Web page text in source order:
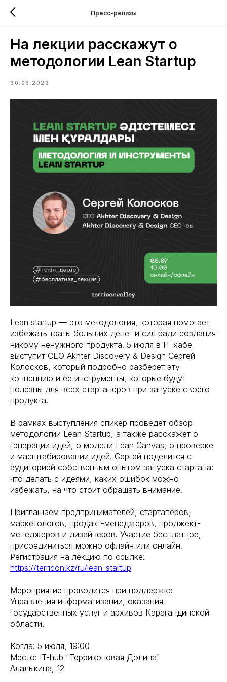
Пресс-релизы
На лекции расскажут о
методологии Lean Startup
30.06.2023
Lean startup — это методология, которая помогает
избежать траты больших денег и сил ради создания
никому ненужного продукта. 5 июля в IT-хабе
выступит СЕО Akhter Discovery & Design Сергей
Колосков, который подробно разберет эту
концепцию и ее инструменты, которые будут
полезны для всех стартаперов при запуске своего
продукта.
В рамках выступления спикер проведет обзор
методологии Lean Startup, а также расскажет о
генерации идей, о модели Lean Canvas, о проверке
и масштабировании идей. Сергей поделится с
аудиторией собственным опытом запуска стартапа:
что делать с идеями, каких ошибок можно
избежать, на что стоит обращать внимание.
Приглашаем предпринимателей, стартаперов,
маркетологов, продакт-менеджеров, проджект-
менеджеров и дизайнеров. Участие бесплатное,
присоединиться можно офлайн или онлайн.
Регистрация на лекцию по ссылке:
https://terricon.kz/ru/lean-startup
Мероприятие проводится при поддержке
Управления информатизации, оказания
государственных услуг и архивов Карагандинской
области.
Когда: 5 июля, 19:00
Место: IT-hub "Терриконовая Долина"
Алалыкина, 12